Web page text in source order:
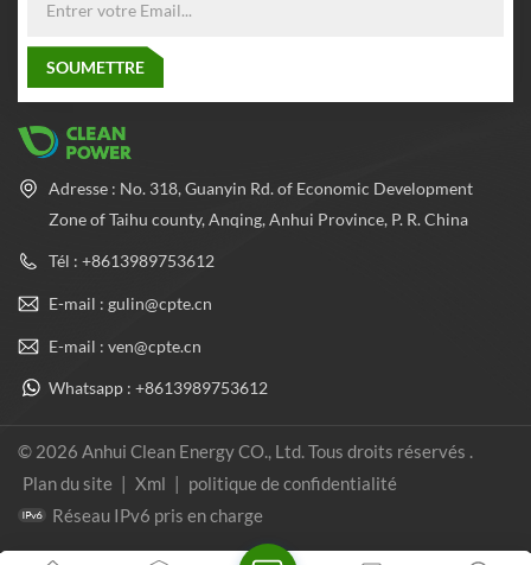
Adresse : No. 318, Guanyin Rd. of Economic Development
Zone of Taihu county, Anqing, Anhui Province, P. R. China
Tél : +8613989753612
E-mail : gulin@cpte.cn
E-mail : ven@cpte.cn
Whatsapp : +8613989753612
© 2026 Anhui Clean Energy CO., Ltd. Tous droits réservés .
Plan du site | Xml | politique de confidentialité
Réseau IPv6 pris en charge